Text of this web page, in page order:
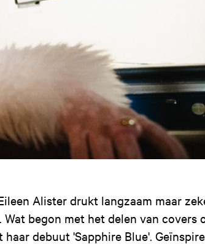
Alister drukt langzaam maar
Wat begon met het delen van covers
debuut 'Sapphire Blue'.